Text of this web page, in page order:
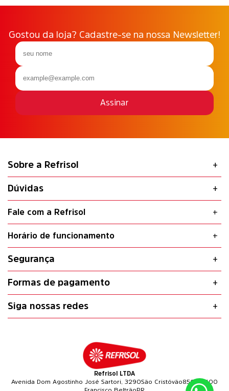
Gostou da loja? Cadastre-se na nossa Newsletter!
Assinar
Sobre a Refrisol
Dúvidas
Fale com a Refrisol
Horário de funcionamento
Segurança
Formas de pagamento
Siga nossas redes
Refrisol LTDA
Avenida Dom Agostinho José Sartori, 3290São Cristóvão85601-400